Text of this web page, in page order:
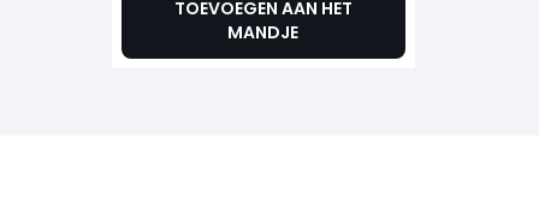
TOEVOEGEN AAN HET
MANDJE